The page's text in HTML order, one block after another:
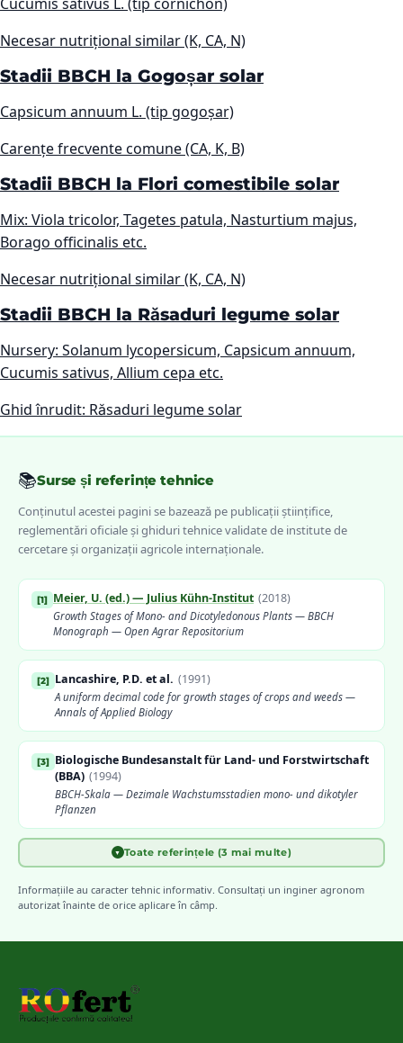
Necesar nutrițional similar (K, CA, N)
Stadii BBCH la Gogoșar solar
Capsicum annuum L. (tip gogoșar)
Carențe frecvente comune (CA, K, B)
Stadii BBCH la Flori comestibile solar
Mix: Viola tricolor, Tagetes patula, Nasturtium majus,
Borago officinalis etc.
Necesar nutrițional similar (K, CA, N)
Stadii BBCH la Răsaduri legume solar
Nursery: Solanum lycopersicum, Capsicum annuum,
Cucumis sativus, Allium cepa etc.
Ghid înrudit: Răsaduri legume solar
📚Surse și referințe tehnice
Conținutul acestei pagini se bazează pe publicații științifice,
reglementări oficiale și ghiduri tehnice validate de institute de
cercetare și organizații agricole internaționale.
[1] Meier, U. (ed.) — Julius Kühn-Institut (2018)
Growth Stages of Mono- and Dicotyledonous Plants — BBCH
Monograph — Open Agrar Repositorium
[2] Lancashire, P.D. et al. (1991)
A uniform decimal code for growth stages of crops and weeds —
Annals of Applied Biology
[3] Biologische Bundesanstalt für Land- und Forstwirtschaft
(BBA) (1994)
BBCH-Skala — Dezimale Wachstumsstadien mono- und dikotyler
Pflanzen
Weber, E. & Bleiholder, H. (1990 )
Organization
[6] INCDA Fundulea
▼ Toate referințele (3 mai multe)
Informațiile au caracter tehnic informativ. Consultați un inginer agronom
autorizat înainte de orice aplicare în câmp.